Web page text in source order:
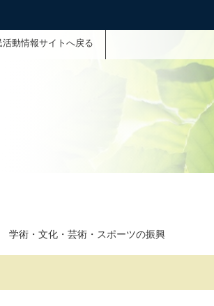
活動情報サイトへ戻る
学術・文化・芸術・スポーツの振興